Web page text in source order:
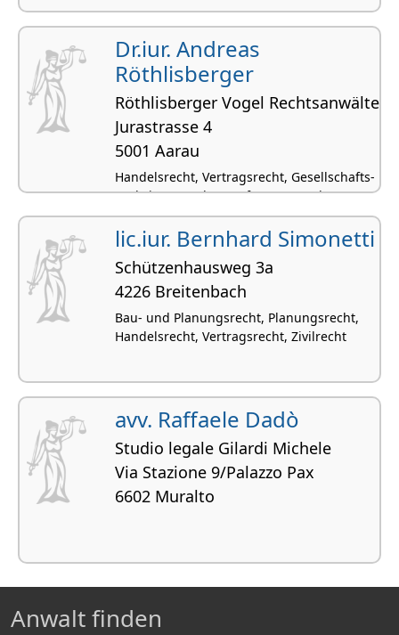
Dr.iur. Andreas
Röthlisberger
Röthlisberger Vogel Rechtsanwälte
Jurastrasse 4
5001 Aarau
Handelsrecht, Vertragsrecht, Gesellschafts-
und Firmenrecht, Kaufvertragsrecht,
Werkvertrags- und Auftragsrecht
lic.iur. Bernhard Simonetti
Schützenhausweg 3a
4226 Breitenbach
Bau- und Planungsrecht, Planungsrecht,
Handelsrecht, Vertragsrecht, Zivilrecht
avv. Raffaele Dadò
Studio legale Gilardi Michele
Via Stazione 9/Palazzo Pax
6602 Muralto
Anwalt finden